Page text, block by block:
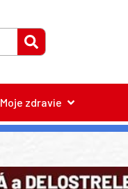
Moje zdravie